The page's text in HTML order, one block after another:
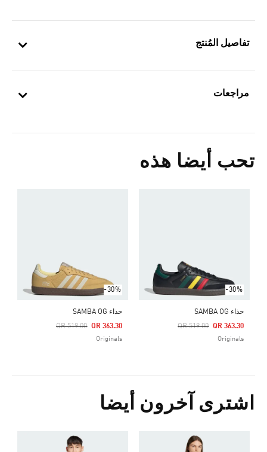
تفاصيل المُنتج
مراجعات
تحب أيضا هذه
-30%
حذاء SAMBA OG
Price Reduced From
QR 519.00
To QR 363.30
Originals
-30%
حذاء SAMBA OG
Price Reduced From
QR 519.00
To QR 363.30
Originals
اشترى آخرون أيضا